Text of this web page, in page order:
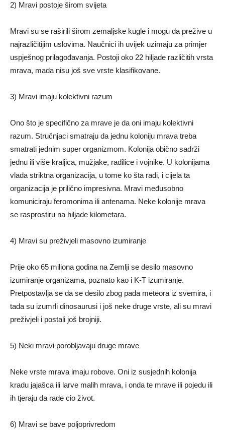
2) Mravi postoje širom svijeta
Mravi su se raširili širom zemaljske kugle i mogu da prežive u
najrazličitijim uslovima. Naučnici ih uvijek uzimaju za primjer
uspješnog prilagođavanja. Postoji oko 22 hiljade različitih vrsta
mrava, mada nisu još sve vrste klasifikovane.
3) Mravi imaju kolektivni razum
Ono što je specifično za mrave je da oni imaju kolektivni
razum. Stručnjaci smatraju da jednu koloniju mrava treba
smatrati jednim super organizmom. Kolonija obično sadrži
jednu ili više kraljica, mužjake, radilice i vojnike. U kolonijama
vlada striktna organizacija, u tome ko šta radi, i cijela ta
organizacija je prilično impresivna. Mravi međusobno
komuniciraju feromonima ili antenama. Neke kolonije mrava
se rasprostiru na hiljade kilometara.
4) Mravi su preživjeli masovno izumiranje
Prije oko 65 miliona godina na Zemlji se desilo masovno
izumiranje organizama, poznato kao i K-T izumiranje.
Pretpostavlja se da se desilo zbog pada meteora iz svemira, i
tada su izumrli dinosaurusi i još neke druge vrste, ali su mravi
preživjeli i postali još brojniji.
5) Neki mravi porobljavaju druge mrave
Neke vrste mrava imaju robove. Oni iz susjednih kolonija
kradu jajašca ili larve malih mrava, i onda te mrave ili pojedu ili
ih tjeraju da rade cio život.
6) Mravi se bave poljoprivredom